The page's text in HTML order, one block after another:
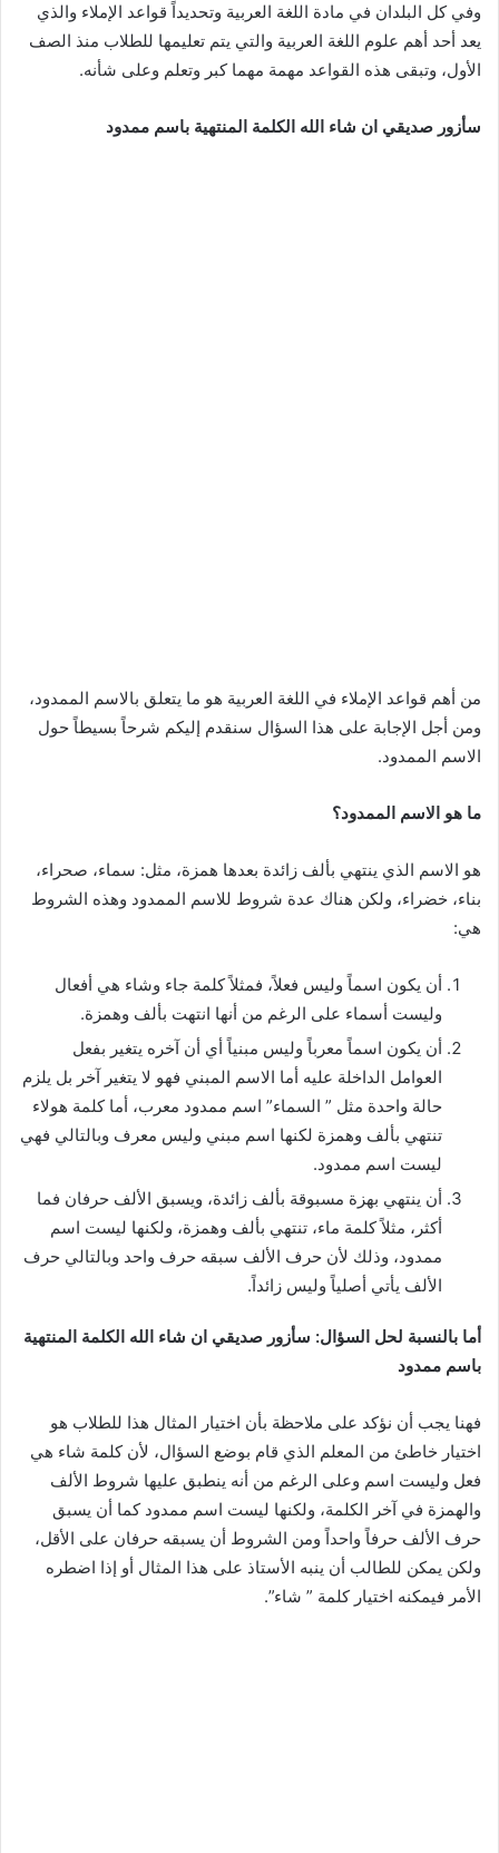
وفي كل البلدان في مادة اللغة العربية وتحديداً قواعد الإملاء والذي
يعد أحد أهم علوم اللغة العربية والتي يتم تعليمها للطلاب منذ الصف
الأول، وتبقى هذه القواعد مهمة مهما كبر وتعلم وعلى شأنه.
سأزور صديقي ان شاء الله الكلمة المنتهية باسم ممدود
من أهم قواعد الإملاء في اللغة العربية هو ما يتعلق بالاسم الممدود،
ومن أجل الإجابة على هذا السؤال سنقدم إليكم شرحاً بسيطاً حول
الاسم الممدود.
ما هو الاسم الممدود؟
هو الاسم الذي ينتهي بألف زائدة بعدها همزة، مثل: سماء، صحراء،
بناء، خضراء، ولكن هناك عدة شروط للاسم الممدود وهذه الشروط
هي:
أن يكون اسماً وليس فعلاً، فمثلاً كلمة جاء وشاء هي أفعال
وليست أسماء على الرغم من أنها انتهت بألف وهمزة.
أن يكون اسماً معرباً وليس مبنياً أي أن آخره يتغير بفعل
العوامل الداخلة عليه أما الاسم المبني فهو لا يتغير آخر بل يلزم
حالة واحدة مثل ” السماء” اسم ممدود معرب، أما كلمة هولاء
تنتهي بألف وهمزة لكنها اسم مبني وليس معرف وبالتالي فهي
ليست اسم ممدود.
أن ينتهي بهزة مسبوقة بألف زائدة، ويسبق الألف حرفان فما
أكثر، مثلاً كلمة ماء، تنتهي بألف وهمزة، ولكنها ليست اسم
ممدود، وذلك لأن حرف الألف سبقه حرف واحد وبالتالي حرف
الألف يأتي أصلياً وليس زائداً.
أما بالنسبة لحل السؤال: سأزور صديقي ان شاء الله الكلمة المنتهية
باسم ممدود
فهنا يجب أن نؤكد على ملاحظة بأن اختيار المثال هذا للطلاب هو
اختيار خاطئ من المعلم الذي قام بوضع السؤال، لأن كلمة شاء هي
فعل وليست اسم وعلى الرغم من أنه ينطبق عليها شروط الألف
والهمزة في آخر الكلمة، ولكنها ليست اسم ممدود كما أن يسبق
حرف الألف حرفاً واحداً ومن الشروط أن يسبقه حرفان على الأقل،
ولكن يمكن للطالب أن ينبه الأستاذ على هذا المثال أو إذا اضطره
الأمر فيمكنه اختيار كلمة ” شاء”.